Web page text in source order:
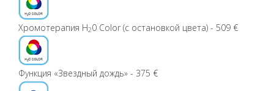
Хромотерапия H20 Color (с остановкой цвета) - 509 €
Функция «Звездный дождь» - 375 €